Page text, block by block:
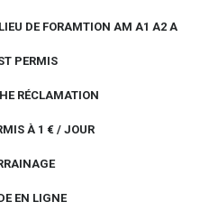
LIEU DE FORAMTION AM A1 A2 A
PERMIS
RÉCLAMATION
À 1 € / JOUR
EN LIGNE